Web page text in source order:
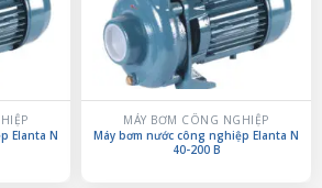
Elanta N
MÁY BƠM CÔNG NGHIỆP
Máy bơm nước công nghiệp Elanta N
40-200 B